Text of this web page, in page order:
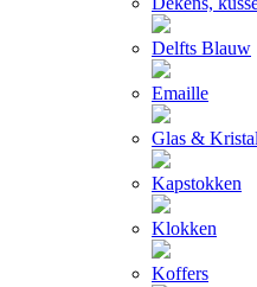
Delfts Blauw
Emaille
Glas &
Kapstokken
Klokken
Koffers